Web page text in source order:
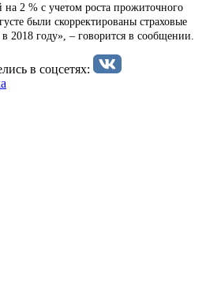
2 % с учетом роста прожиточного
были скорректированы страховые
2018 году», – говорится в сообщении.
в соцсетях: